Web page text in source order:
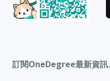
訂閱OneDegree最新資訊